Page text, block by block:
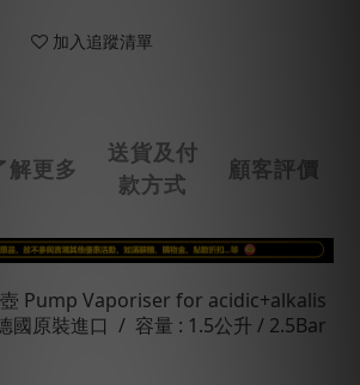
加入追蹤清單
解更多
送貨及付
款方式
顧客評價
Pump Vaporiser for acidic+alkalis
國原裝進口 / 容量 : 1.5公升 / 2.5Bar